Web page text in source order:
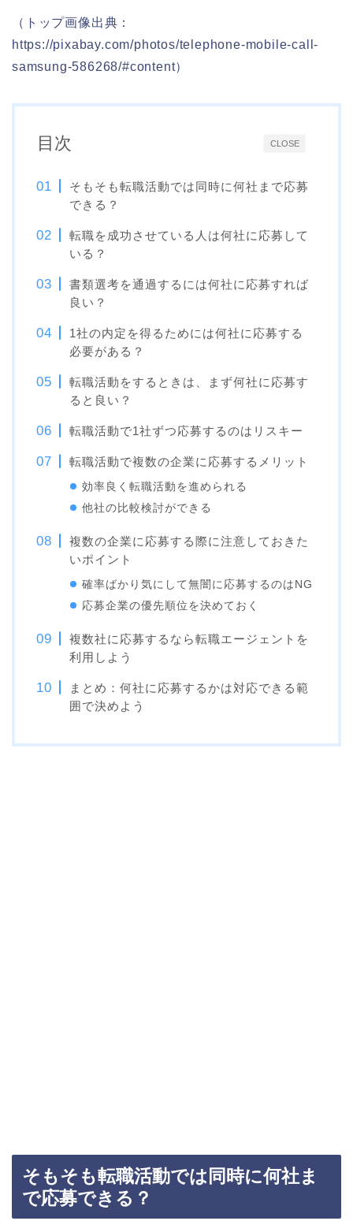
（トップ画像出典：
https://pixabay.com/photos/telephone-mobile-call-
samsung-586268/#content）
CLOSE
目次
そもそも転職活動では同時に何社まで応募
できる？
転職を成功させている人は何社に応募して
いる？
書類選考を通過するには何社に応募すれば
良い？
1社の内定を得るためには何社に応募する
必要がある？
転職活動をするときは、まず何社に応募す
ると良い？
転職活動で1社ずつ応募するのはリスキー
転職活動で複数の企業に応募するメリット
効率良く転職活動を進められる
他社の比較検討ができる
複数の企業に応募する際に注意しておきた
いポイント
確率ばかり気にして無闇に応募するのはNG
応募企業の優先順位を決めておく
複数社に応募するなら転職エージェントを
利用しよう
まとめ：何社に応募するかは対応できる範
囲で決めよう
そもそも転職活動では同時に何社ま
で応募できる？